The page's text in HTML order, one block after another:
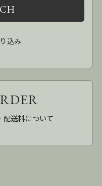
込み
送料について